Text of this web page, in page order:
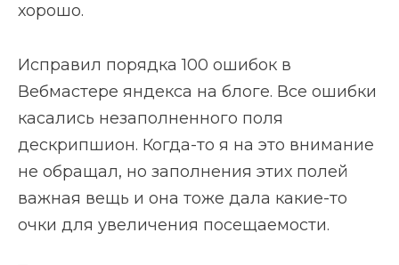
хорошо.
Исправил порядка 100 ошибок в
Вебмастере яндекса на блоге. Все ошибки
касались незаполненного поля
дескрипшион. Когда-то я на это внимание
не обращал, но заполнения этих полей
важная вещь и она тоже дала какие-то
очки для увеличения посещаемости.